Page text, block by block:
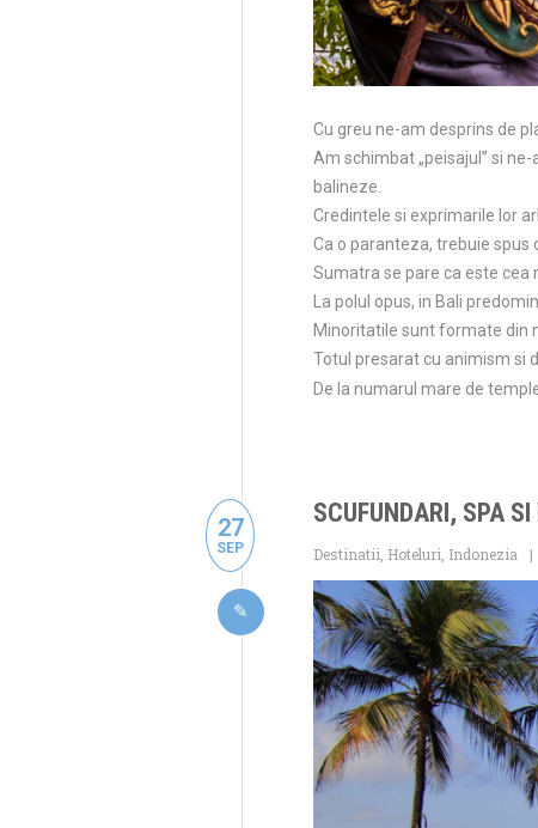
Cu greu ne-am desprins de
Am schimbat „peisajul” si
balineze.
Credintele si exprimarile lor
Ca o paranteza, trebuie spus
Sumatra se pare ca este cea
La polul opus, in Bali
Minoritatile sunt formate din
Totul presarat cu animism si
De la numarul mare de
27
SEP
SCUFUNDARI, SPA
Destinatii Hoteluri Indonezia